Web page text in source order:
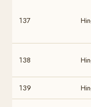
137
138
139